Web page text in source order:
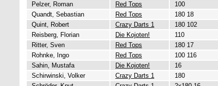
Pelzer, Roman
Red Tops
100
Quandt, Sebastian
Red Tops
180 18
Quint, Robert
Crazy Darts 1
180 102
Reisberg, Florian
Die Kojoten!
110
Ritter, Sven
Red Tops
180 17
Rohnke, Ingo
Red Tops
100 116
Sahin, Mustafa
Die Kojoten!
16
Schirwinski, Volker
Crazy Darts 1
180